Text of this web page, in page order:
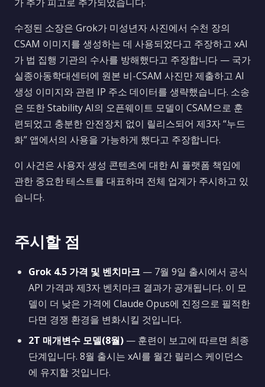
수정된 소장은 Grok가 미성년자 사진에서 수천 장의
CSAM 이미지를 생성하는 데 사용되었다고 주장하고 xAI
가 법 집행 기관의 수사를 방해했다고 주장합니다 — 국가
실종아동학대센터에 원본 비-CSAM 사진만 제출하고 AI
생성 이미지와 관련 IP 주소 데이터를 생략했습니다. 소송
은 또한 Stability AI의 오픈웨이트 모델이 CSAM으로 훈
련되었고 충분한 안전장치 없이 릴리스되어 제3자 “누드
화” 앱에서의 사용을 가능하게 했다고 주장합니다.
이 사건은 사용자 생성 콘텐츠에 대한 AI 플랫폼 책임에
관한 중요한 테스트를 대표하며 전체 업계가 주시하고 있
습니다.
주시할 점
Grok 4.5 가격 및 벤치마크 — 7월 9일 출시에서 공식
API 가격과 제3자 벤치마크 결과가 공개됩니다. 이 모
델이 더 낮은 가격에 Claude Opus에 진정으로 필적한
다면 경쟁 환경을 변화시킬 것입니다.
2T 매개변수 모델(8월) — 훈련이 보고에 따르면 최종
단계입니다. 8월 출시는 xAI를 월간 릴리스 케이던스
에 유지할 것입니다.